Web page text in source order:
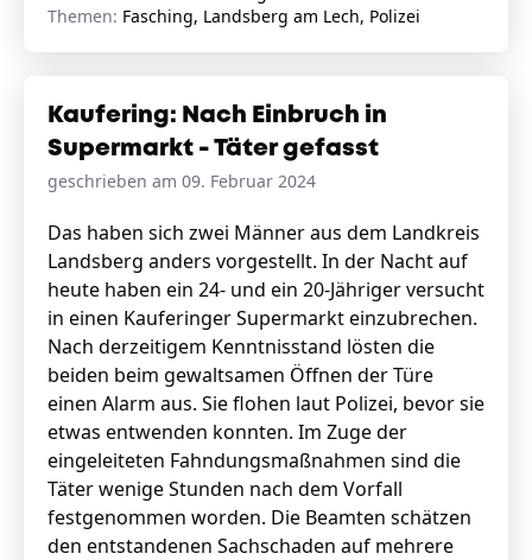
Themen: Fasching, Landsberg am Lech, Polizei
Kaufering: Nach Einbruch in
Supermarkt - Täter gefasst
geschrieben am 09. Februar 2024
Das haben sich zwei Männer aus dem Landkreis
Landsberg anders vorgestellt. In der Nacht auf
heute haben ein 24- und ein 20-Jähriger versucht
in einen Kauferinger Supermarkt einzubrechen.
Nach derzeitigem Kenntnisstand lösten die
beiden beim gewaltsamen Öffnen der Türe
einen Alarm aus. Sie flohen laut Polizei, bevor sie
etwas entwenden konnten. Im Zuge der
eingeleiteten Fahndungsmaßnahmen sind die
Täter wenige Stunden nach dem Vorfall
festgenommen worden. Die Beamten schätzen
den entstandenen Sachschaden auf mehrere